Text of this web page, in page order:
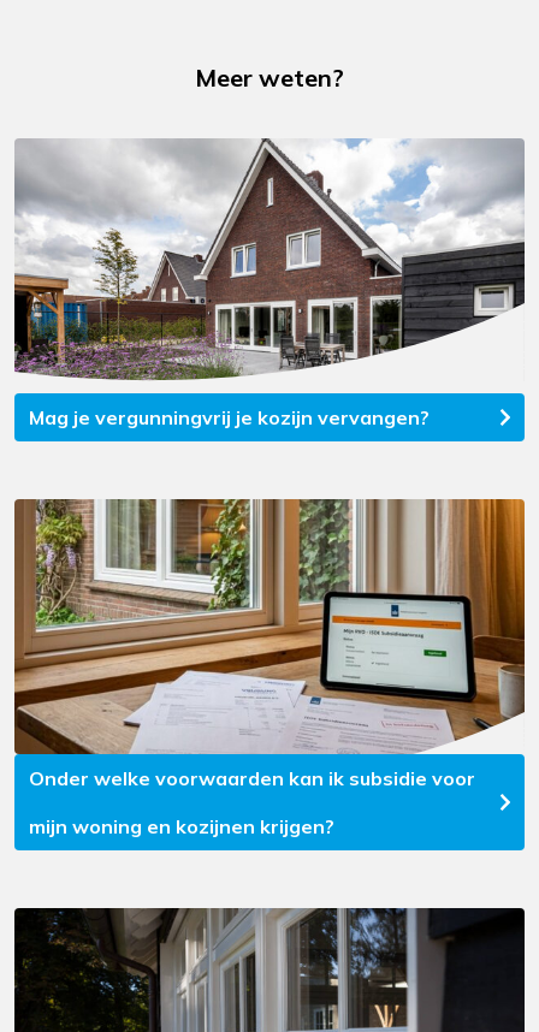
Meer weten?
Mag je vergunningvrij je kozijn vervangen?
Onder welke voorwaarden kan ik subsidie voor
mijn woning en kozijnen krijgen?